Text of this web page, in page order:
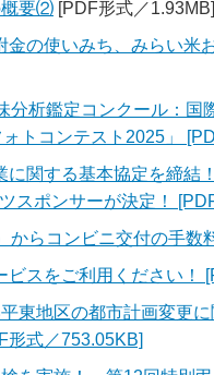
概要⑵ [PDF形式／1.93MB]
金の使いみち、みらい
分析鑑定コンクール：
トコンテスト2025」
に関する基本協定を締
スポンサーが決定！
からコンビニ交付の手
ビスをご利用ください！
東地区の都市計画変更
形式／753.05KB]